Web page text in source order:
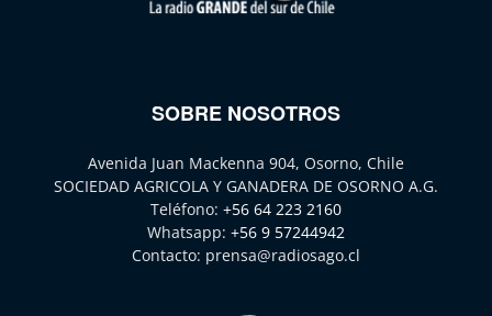
SOBRE NOSOTROS
Avenida Juan Mackenna 904, Osorno, Chile
SOCIEDAD AGRICOLA Y GANADERA DE OSORNO A.G.
Teléfono: +56 64 223 2160
Whatsapp: +56 9 57244942
Contacto: prensa@radiosago.cl